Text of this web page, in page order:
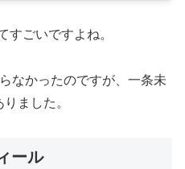
すごいですよね。
なかったのですが、一条未
ました。
ール